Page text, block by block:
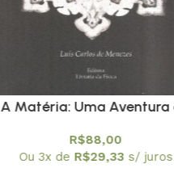
A Matéria: Uma Aventura
PROMOÇÃO
R$88,00
Ou 3x de R$29,33 s/ juros